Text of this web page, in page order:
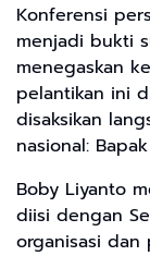
Konferensi
menjadi bukti
menegaskan
pelantikan ini
disaksikan
nasional:
Boby Liyanto
diisi dengan
organisasi dan